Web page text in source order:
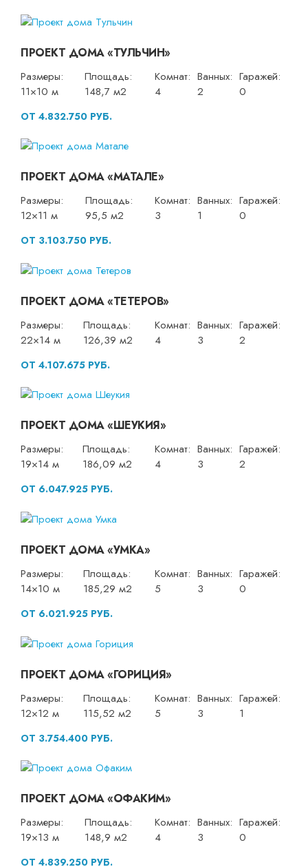
ПРОЕКТ ДОМА «ТУЛЬЧИН»
Размеры:
11×10 м
Площадь:
148,7 м2
Комнат:
4
Ванных:
2
Гаражей:
0
ОТ 4.832.750 РУБ.
ПРОЕКТ ДОМА «МАТАЛЕ»
Размеры:
12×11 м
Площадь:
95,5 м2
Комнат:
3
Ванных:
1
Гаражей:
0
ОТ 3.103.750 РУБ.
ПРОЕКТ ДОМА «ТЕТЕРОВ»
Размеры:
22×14 м
Площадь:
126,39 м2
Комнат:
4
Ванных:
3
Гаражей:
2
ОТ 4.107.675 РУБ.
ПРОЕКТ ДОМА «ШЕУКИЯ»
Размеры:
19×14 м
Площадь:
186,09 м2
Комнат:
4
Ванных:
3
Гаражей:
2
ОТ 6.047.925 РУБ.
ПРОЕКТ ДОМА «УМКА»
Размеры:
14×10 м
Площадь:
185,29 м2
Комнат:
5
Ванных:
3
Гаражей:
0
ОТ 6.021.925 РУБ.
ПРОЕКТ ДОМА «ГОРИЦИЯ»
Размеры:
12×12 м
Площадь:
115,52 м2
Комнат:
5
Ванных:
3
Гаражей:
1
ОТ 3.754.400 РУБ.
ПРОЕКТ ДОМА «ОФАКИМ»
Размеры:
19×13 м
Площадь:
148,9 м2
Комнат:
4
Ванных:
3
Гаражей:
0
ОТ 4.839.250 РУБ.